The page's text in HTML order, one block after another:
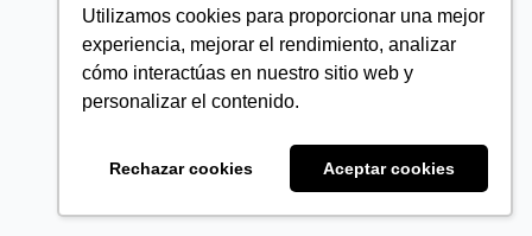
Utilizamos cookies para proporcionar una mejor
experiencia, mejorar el rendimiento, analizar
cómo interactúas en nuestro sitio web y
personalizar el contenido.
Rechazar cookies Aceptar cookies